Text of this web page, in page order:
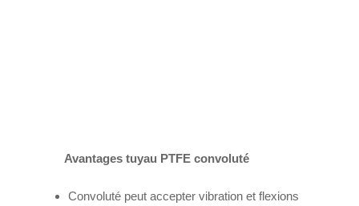
Avantages tuyau PTFE convoluté
Convoluté peut accepter vibration et flexions